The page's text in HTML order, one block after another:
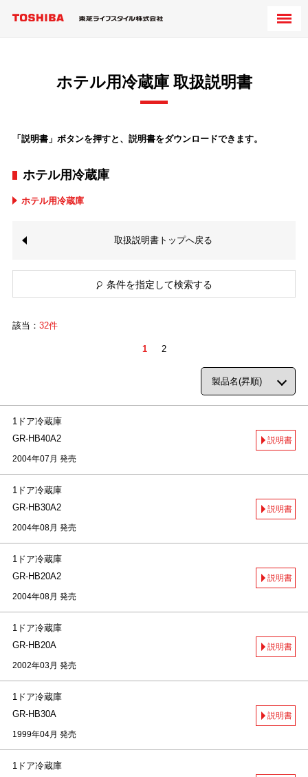
ホテル用冷蔵庫 取扱説明書
「説明書」ボタンを押すと、説明書をダウンロードできます。
ホテル用冷蔵庫
ホテル用冷蔵庫
取扱説明書トップへ戻る
条件を指定して検索する
該当： 32件
1 2
1ドア冷蔵庫
GR-HB40A2
2004年07月 発売
説明書
1ドア冷蔵庫
GR-HB30A2
2004年08月 発売
説明書
1ドア冷蔵庫
GR-HB20A2
2004年08月 発売
説明書
1ドア冷蔵庫
GR-HB20A
2002年03月 発売
説明書
1ドア冷蔵庫
GR-HB30A
1999年04月 発売
説明書
1ドア冷蔵庫